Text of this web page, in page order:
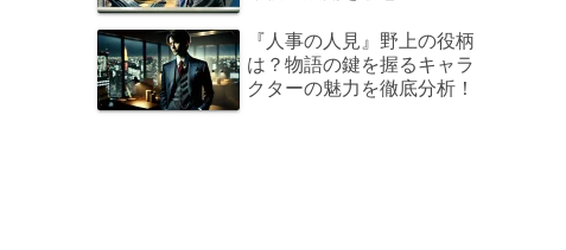
『人事の人見』野上の役柄
は？物語の鍵を握るキャラ
クターの魅力を徹底分析！